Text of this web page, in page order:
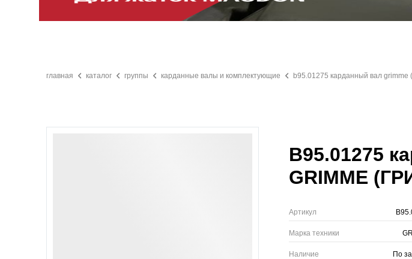
главная каталог группы карданные валы и комплектующие b95.01275 карданный вал grimme
B95.01275
GRIMME
Артикул
Марка техники
Наличие По